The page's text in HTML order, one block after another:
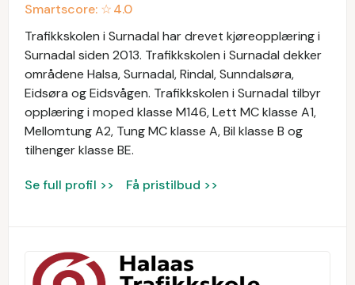
Smartscore: ☆4.0
Trafikkskolen i Surnadal har drevet kjøreopplæring i
Surnadal siden 2013. Trafikkskolen i Surnadal dekker
områdene Halsa, Surnadal, Rindal, Sunndalsøra,
Eidsøra og Eidsvågen. Trafikkskolen i Surnadal tilbyr
opplæring i moped klasse M146, Lett MC klasse A1,
Mellomtung A2, Tung MC klasse A, Bil klasse B og
tilhenger klasse BE.
Se full profil >> Få pristilbud >>